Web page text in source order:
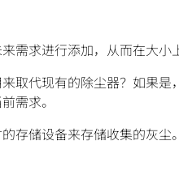
需求进行添加，从而在大小
取代现有的除尘器？如果是
需求。
存储设备来存储收集的灰尘。